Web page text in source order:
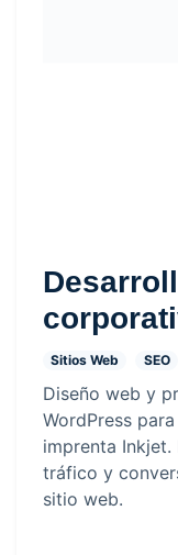
Sitios Web SEO
Diseño web y
WordPress
imprenta
tráfico y
sitio web.